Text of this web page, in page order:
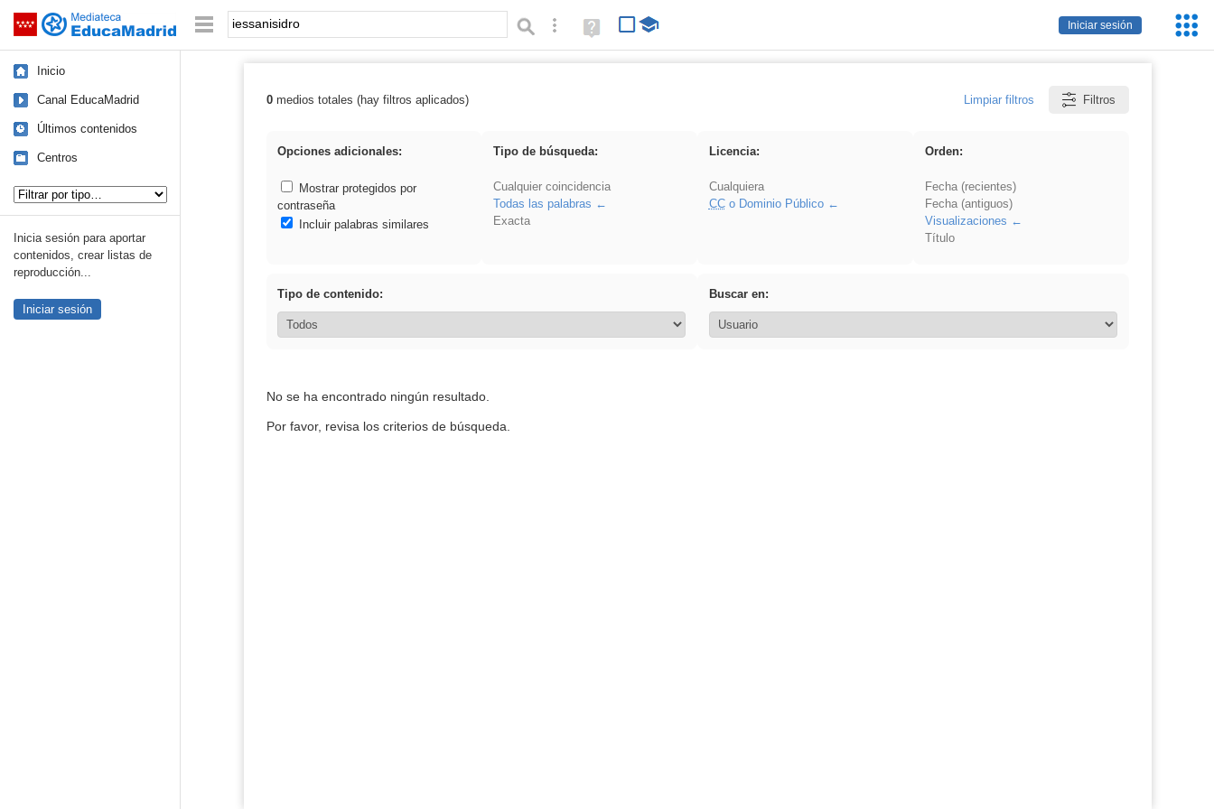
Saltar navegación
Iniciar sesión
Palabra o frase: Búsqueda avanzada
Ayuda
(en
Inicio
Canal EducaMadrid
Últimos contenidos
Centros
Inicia sesión para aportar
contenidos, crear listas de
reproducción...
Iniciar sesión
Resultados de: iessanisidro
0medios totales (hay filtros aplicados) Limpiar filtros Filtros
Opciones adicionales:
Mostrar protegidos por
contraseña
Incluir palabras similares
Tipo de búsqueda:
Cualquier coincidencia
Todas las palabras
Exacta
Licencia:
Cualquiera
CCo Dominio Público
Orden:
Fecha (recientes)
Fecha (antiguos)
Visualizaciones
Título
Tipo de contenido: Buscar en:
No se ha encontrado ningún resultado.
Por favor, revisa los criterios de búsqueda.